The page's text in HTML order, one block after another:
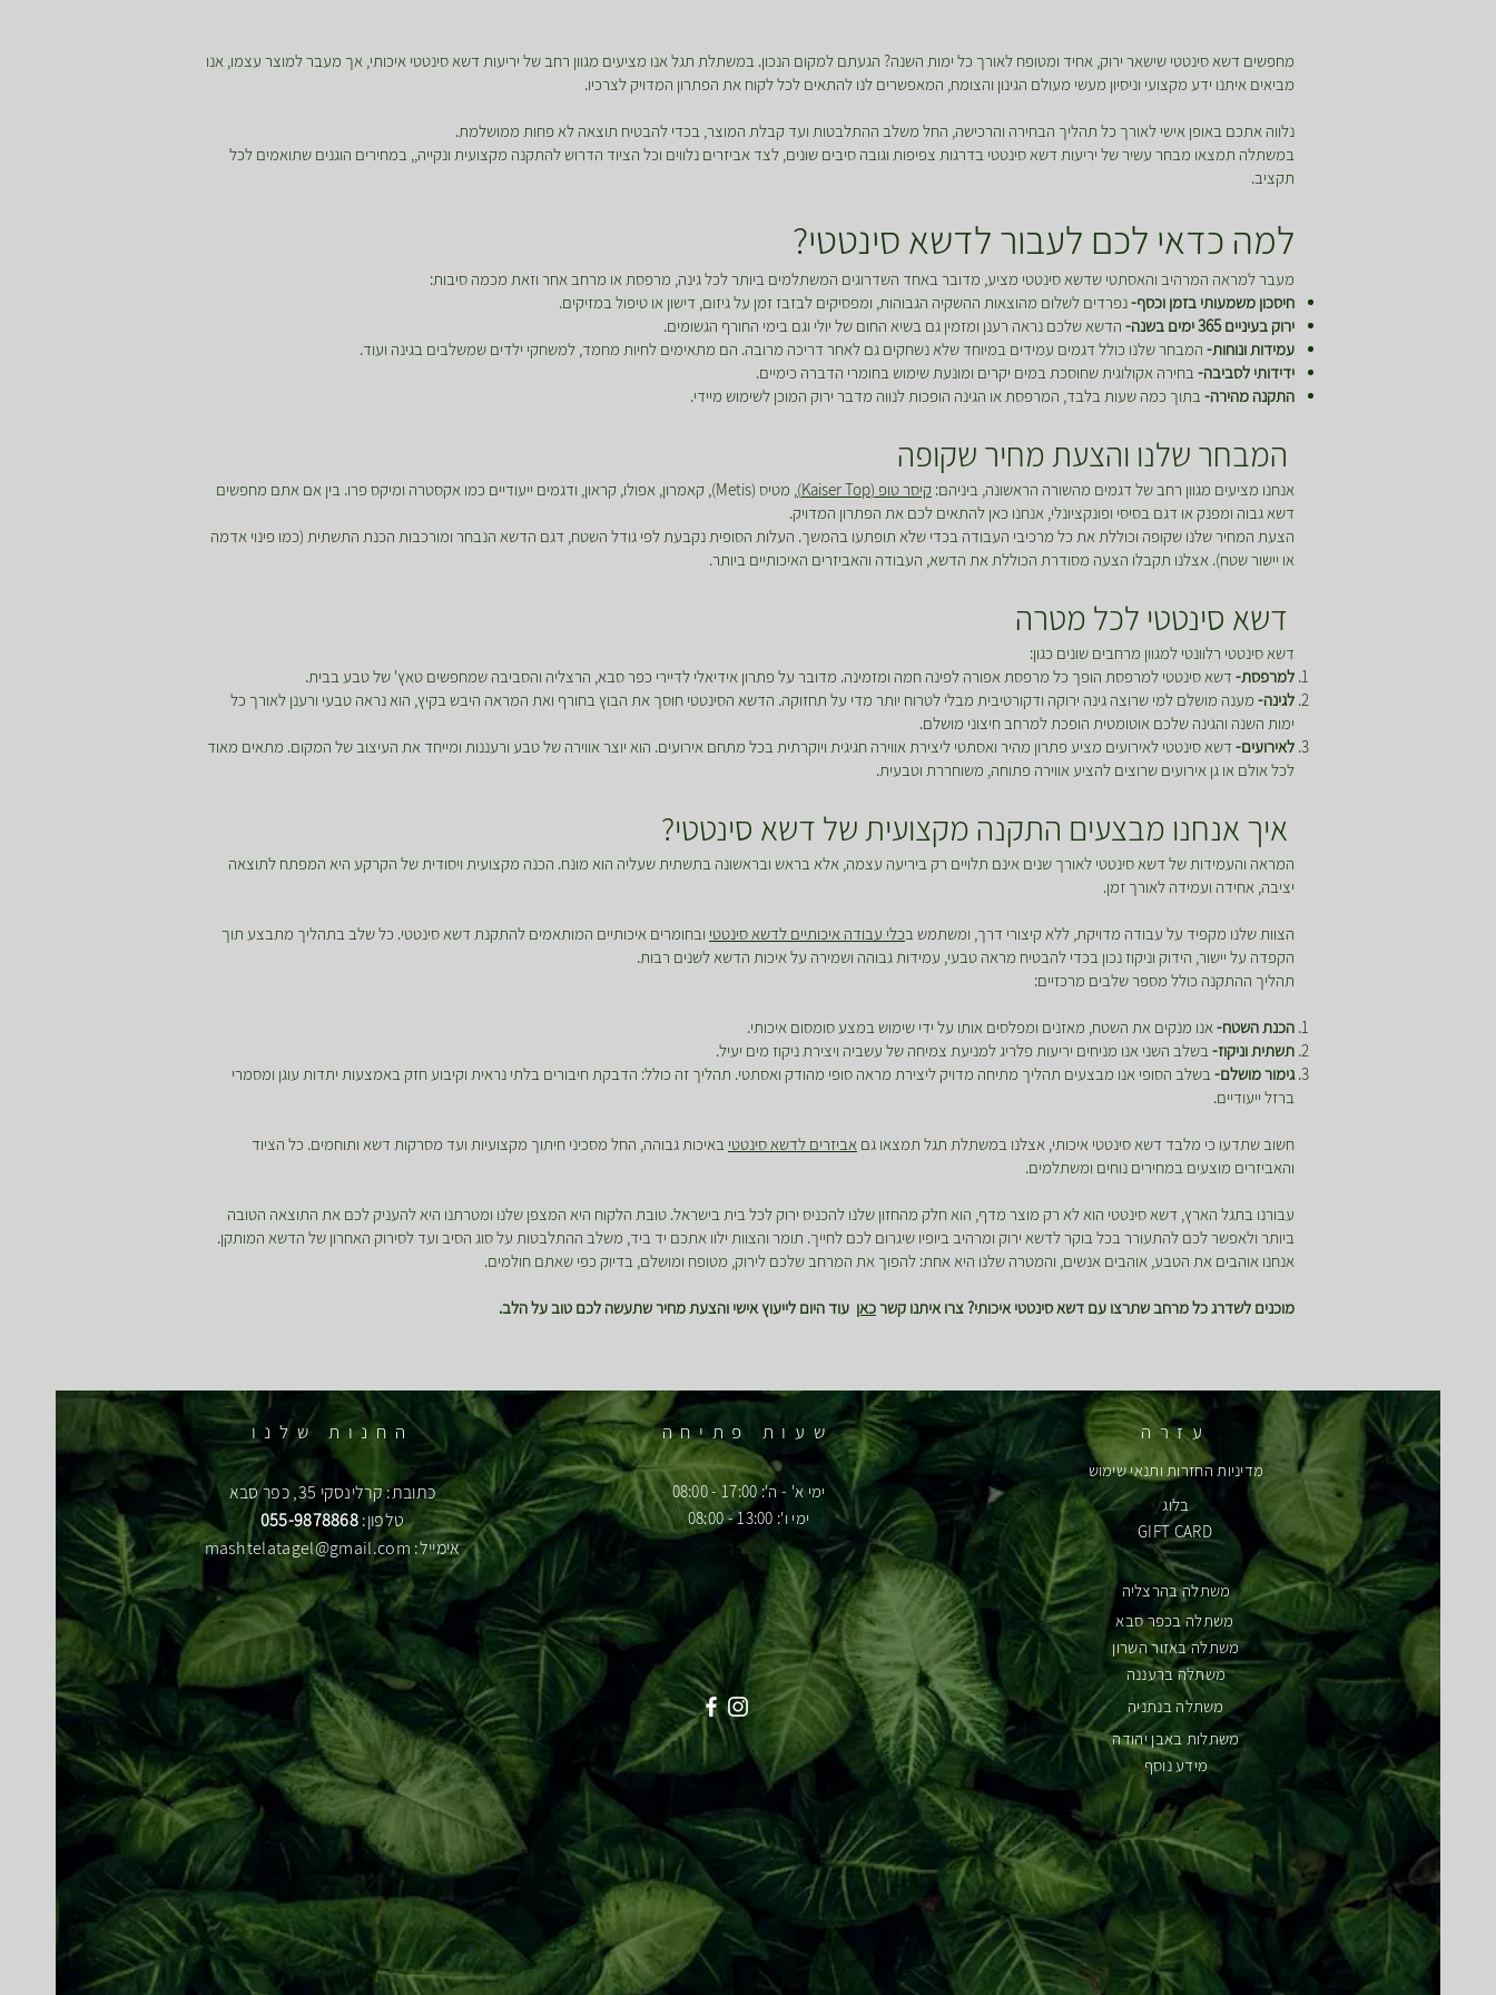
מחפשים דשא סינטטי שישאר ירוק, אחיד ומטופח לאורך כל ימות השנה? הגעתם למקום הנכון. במשתלת תגל אנו מציעים מגוון רחב של יריעות דשא סינטטי איכותי, אך מעבר למוצר עצמו, אנו
מביאים איתנו ידע מקצועי וניסיון מעשי מעולם הגינון והצומח, המאפשרים לנו להתאים לכל לקוח את הפתרון המדויק לצרכיו.
נלווה אתכם באופן אישי לאורך כל תהליך הבחירה והרכישה, החל משלב ההתלבטות ועד קבלת המוצר, בכדי להבטיח תוצאה לא פחות ממושלמת.
במשתלה תמצאו מבחר עשיר של יריעות דשא סינטטי בדרגות צפיפות וגובה סיבים שונים, לצד אביזרים נלווים וכל הציוד הדרוש להתקנה מקצועית ונקייה,, במחירים הוגנים שתואמים לכל
תקציב.
למה כדאי לכם לעבור לדשא סינטטי?
מעבר למראה המרהיב והאסתטי שדשא סינטטי מציע, מדובר באחד השדרוגים המשתלמים ביותר לכל גינה, מרפסת או מרחב אחר וזאת מכמה סיבות:
חיסכון משמעותי בזמן וכסף-נפרדים לשלום מהוצאות ההשקיה הגבוהות, ומפסיקים לבזבז זמן על גיזום, דישון או טיפול במזיקים.
ירוק בעיניים 365 ימים בשנה-
הדשא שלכם נראה רענן ומזמין גם בשיא החום של יולי וגם בימי החורף הגשומים.
עמידות ונוחות- המבחר שלנו כולל דגמים עמידים במיוחד שלא נשחקים גם לאחר דריכה מרובה. הם מתאימים לחיות מחמד, למשחקי ילדים שמשלבים בגינה ועוד.
ידידותי לסביבה-בחירה אקולוגית שחוסכת במים יקרים ומונעת שימוש בחומרי הדברה כימיים.
התקנה מהירה-בתוך כמה שעות בלבד, המרפסת או הגינה הופכות לנווה מדבר ירוק המוכן לשימוש מיידי.
המבחר שלנו והצעת מחיר שקופה
אנחנו מציעים מגוון רחב של דגמים מהשורה הראשונה, ביניהם: קיסר טופ (Kaiser Top)
, מטיס (Metis), קאמרון, אפולו, קראון, ודגמים ייעודיים כמו אקסטרה ומיקס פרו. בין אם אתם מחפשים
דשא גבוה ומפנק או דגם בסיסי ופונקציונלי, אנחנו כאן להתאים לכם את הפתרון המדויק.
הצעת המחיר שלנו שקופה וכוללת את כל מרכיבי העבודה בכדי שלא תופתעו בהמשך. העלות הסופית נקבעת לפי גודל השטח, דגם הדשא הנבחר ומורכבות הכנת התשתית (כמו פינוי אדמה
או יישור שטח). אצלנו תקבלו הצעה מסודרת הכוללת את הדשא, העבודה והאביזרים האיכותיים ביותר.
דשא סינטטי לכל מטרה
דשא סינטטי רלוונטי למגוון מרחבים שונים כגון:
למרפסת- דשא סינטטי למרפסת הופך כל מרפסת אפורה לפינה חמה ומזמינה. מדובר על פתרון אידיאלי לדיירי כפר סבא, הרצליה והסביבה שמחפשים טאץ' של טבע בבית.
לגינה- מענה מושלם למי שרוצה גינה ירוקה ודקורטיבית מבלי לטרוח יותר מדי על תחזוקה. הדשא הסינטטי חוסך את הבוץ בחורף ואת המראה היבש בקיץ, הוא נראה טבעי ורענן לאורך כל
ימות השנה והגינה שלכם אוטומטית הופכת למרחב חיצוני מושלם.
לאירועים- דשא סינטטי לאירועים מציע פתרון מהיר ואסתטי ליצירת אווירה חגיגית ויוקרתית בכל מתחם אירועים. הוא יוצר אווירה של טבע ורעננות ומייחד את העיצוב של המקום. מתאים מאוד
לכל אולם או גן אירועים שרוצים להציע אווירה פתוחה, משוחררת וטבעית.
איך אנחנו מבצעים התקנה מקצועית של דשא סינטטי?
המראה והעמידות של דשא סינטטי לאורך שנים אינם תלויים רק ביריעה עצמה, אלא בראש ובראשונה בתשתית שעליה הוא מונח. הכנה מקצועית ויסודית של הקרקע היא המפתח לתוצאה
יציבה, אחידה ועמידה לאורך זמן.
הצוות שלנו מקפיד על עבודה מדויקת, ללא קיצורי דרך, ומשתמש בכלי עבודה איכותיים לדשא סינטטי ובחומרים איכותיים המותאמים להתקנת דשא סינטטי. כל שלב בתהליך מתבצע תוך
הקפדה על יישור, הידוק וניקוז נכון בכדי להבטיח מראה טבעי, עמידות גבוהה ושמירה על איכות הדשא לשנים רבות.
תהליך ההתקנה כולל מספר שלבים מרכזיים:
הכנת השטח-אנו מנקים את השטח, מאזנים ומפלסים אותו על ידי שימוש במצע סומסום איכותי.
תשתית וניקוז-בשלב השני אנו מניחים יריעות פלריג למניעת צמיחה של עשביה ויצירת ניקוז מים יעיל.
גימור מושלם-בשלב הסופי אנו מבצעים תהליך מתיחה מדויק ליצירת מראה סופי מהודק ואסתטי. תהליך זה כולל: הדבקת חיבורים בלתי נראית וקיבוע חזק באמצעות יתדות עוגן ומסמרי
ברזל ייעודיים.
חשוב שתדעו כי מלבד דשא סינטטי איכותי, אצלנו במשתלת תגל תמצאו גם אביזרים לדשא סינטטי באיכות גבוהה, החל מסכיני חיתוך מקצועיות ועד מסרקות דשא ותוחמים. כל הציוד
והאביזרים מוצעים במחירים נוחים ומשתלמים.
עבורנו בתגל הארץ, דשא סינטטי הוא לא רק מוצר מדף, הוא חלק מהחזון שלנו להכניס ירוק לכל בית בישראל. טובת הלקוח היא המצפן שלנו ומטרתנו היא להעניק לכם את התוצאה הטובה
ביותר ולאפשר לכם להתעורר בכל בוקר לדשא ירוק ומרהיב ביופיו שיגרום לכם לחייך. תומר והצוות ילוו אתכם יד ביד, משלב ההתלבטות על סוג הסיב ועד לסירוק האחרון של הדשא המותקן.
אנחנו אוהבים את הטבע, אוהבים אנשים, והמטרה שלנו היא אחת: להפוך את המרחב שלכם לירוק, מטופח ומושלם, בדיוק כפי שאתם חולמים.
מוכנים לשדרג כל מרחב שתרצו עם דשא סינטטי איכותי? צרו איתנו קשרכאן עוד היום לייעוץ אישי והצעת מחיר שתעשה לכם טוב על הלב.
החנות שלנו
כתובת: קרלינסקי 35, כפר סבא
טלפון:055-9878868
אימייל: mashtelatagel@gmail.com
שעות פתיחה
ימי א' - ה': 17:00 - 08:00
ימי ו': 13:00 - 08:00
עזרה
מדיניות החזרות ותנאי שימוש
בלוג
GIFT CARD
משתלה בכפר סבא
משתלה בהרצליה
משתלה באזור השרון
משתלה ברעננה
משתלה בנתניה
משתלות באבן יהודה
מידע נוסף